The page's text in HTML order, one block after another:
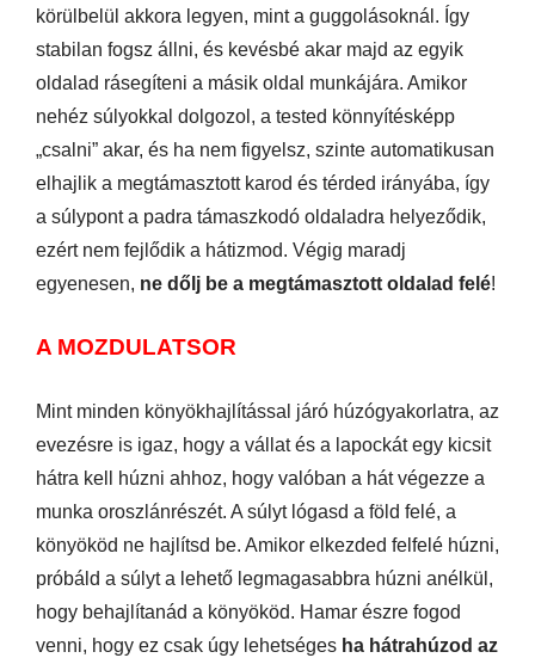
körülbelül akkora legyen, mint a guggolásoknál. Így
stabilan fogsz állni, és kevésbé akar majd az egyik
oldalad rásegíteni a másik oldal munkájára. Amikor
nehéz súlyokkal dolgozol, a tested könnyítésképp
„csalni” akar, és ha nem figyelsz, szinte automatikusan
elhajlik a megtámasztott karod és térded irányába, így
a súlypont a padra támaszkodó oldaladra helyeződik,
ezért nem fejlődik a hátizmod. Végig maradj
egyenesen, ne dőlj be a megtámasztott oldalad felé!
A MOZDULATSOR
Mint minden könyökhajlítással járó húzógyakorlatra, az
evezésre is igaz, hogy a vállat és a lapockát egy kicsit
hátra kell húzni ahhoz, hogy valóban a hát végezze a
munka oroszlánrészét. A súlyt lógasd a föld felé, a
könyököd ne hajlítsd be. Amikor elkezded felfelé húzni,
próbáld a súlyt a lehető legmagasabbra húzni anélkül,
hogy behajlítanád a könyököd. Hamar észre fogod
venni, hogy ez csak úgy lehetséges ha hátrahúzod az